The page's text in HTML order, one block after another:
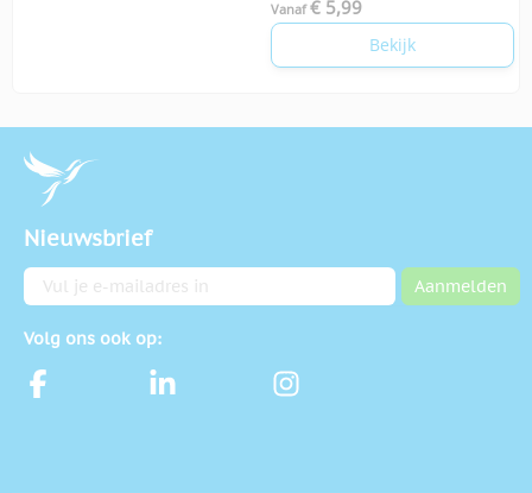
Vanaf € 5,99
Bekijk
Nieuwsbrief
E-mailadres Aanmelden
Volg ons ook op: